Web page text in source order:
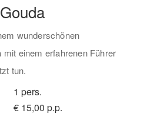
wunderschönen
einem erfahrenen Führer
tun.
1 pers.
€ 15,00 p.p.